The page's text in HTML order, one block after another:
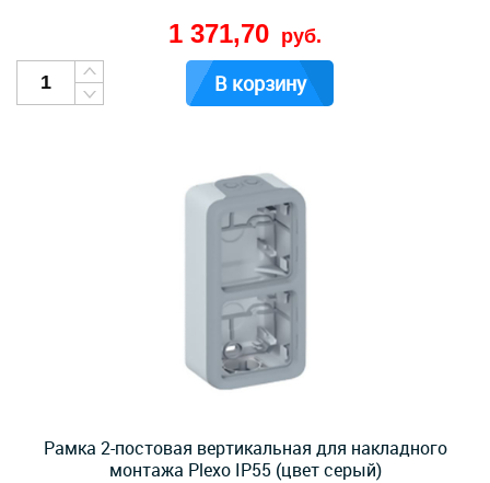
1 371,70 руб.
В корзину
Рамка 2-постовая вертикальная для накладного
монтажа Plexo IP55 (цвет серый)